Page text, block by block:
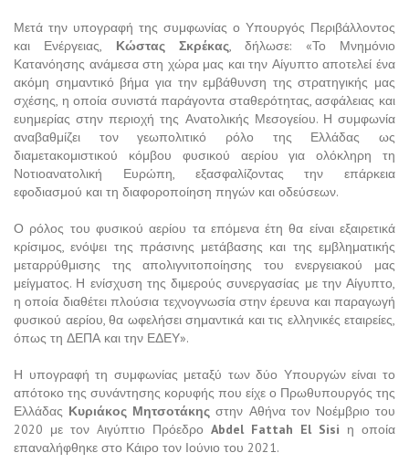
Μετά την υπογραφή της συμφωνίας ο Υπουργός Περιβάλλοντος
και Ενέργειας, Κώστας Σκρέκας, δήλωσε: «Το Μνημόνιο
Κατανόησης ανάμεσα στη χώρα μας και την Αίγυπτο αποτελεί ένα
ακόμη σημαντικό βήμα για την εμβάθυνση της στρατηγικής μας
σχέσης, η οποία συνιστά παράγοντα σταθερότητας, ασφάλειας και
ευημερίας στην περιοχή της Ανατολικής Μεσογείου. Η συμφωνία
αναβαθμίζει τον γεωπολιτικό ρόλο της Ελλάδας ως
διαμετακομιστικού κόμβου φυσικού αερίου για ολόκληρη τη
Νοτιοανατολική Ευρώπη, εξασφαλίζοντας την επάρκεια
εφοδιασμού και τη διαφοροποίηση πηγών και οδεύσεων.
Ο ρόλος του φυσικού αερίου τα επόμενα έτη θα είναι εξαιρετικά
κρίσιμος, ενόψει της πράσινης μετάβασης και της εμβληματικής
μεταρρύθμισης της απολιγνιτοποίησης του ενεργειακού μας
μείγματος. Η ενίσχυση της διμερούς συνεργασίας με την Αίγυπτο,
η οποία διαθέτει πλούσια τεχνογνωσία στην έρευνα και παραγωγή
φυσικού αερίου, θα ωφελήσει σημαντικά και τις ελληνικές εταιρείες,
όπως τη ΔΕΠΑ και την ΕΔΕΥ».
Η υπογραφή τη συμφωνίας μεταξύ των δύο Υπουργών είναι το
απότοκο της συνάντησης κορυφής που είχε ο Πρωθυπουργός της
Ελλάδας Κυριάκος Μητσοτάκης στην Αθήνα τον Νοέμβριο του
2020 με τον Aιγύπτιο Πρόεδρο Abdel Fattah El Sisi η οποία
επαναλήφθηκε στο Κάιρο τον Ιούνιο του 2021.